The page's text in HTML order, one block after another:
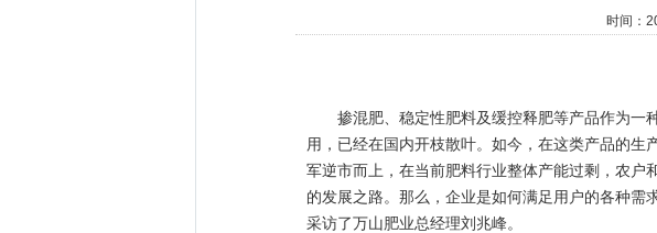
时间：
掺混肥、稳定性肥料及缓控释肥等产品作为一
用，已经在国内开枝散叶。如今，在这类产品的生
军逆市而上，在当前肥料行业整体产能过剩，农户
的发展之路。那么，企业是如何满足用户的各种需
采访了万山肥业总经理刘兆峰。